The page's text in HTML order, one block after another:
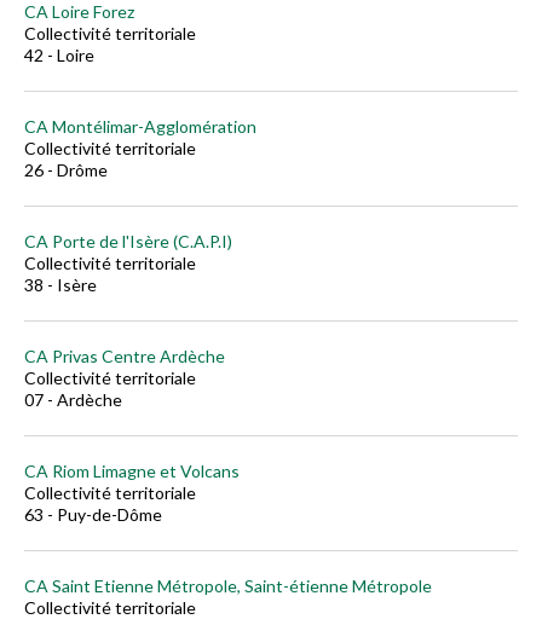
CA Loire Forez
Collectivité territoriale
42 - Loire
CA Montélimar-Agglomération
Collectivité territoriale
26 - Drôme
CA Porte de l'Isère (C.A.P.I)
Collectivité territoriale
38 - Isère
CA Privas Centre Ardèche
Collectivité territoriale
07 - Ardèche
CA Riom Limagne et Volcans
Collectivité territoriale
63 - Puy-de-Dôme
CA Saint Etienne Métropole, Saint-étienne Métropole
Collectivité territoriale